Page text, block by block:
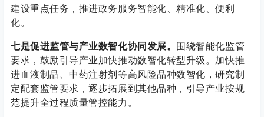
建设重点任务，推进政务服务智能化、精准化、便利
化。
七是促进监管与产业数智化协同发展。
围绕智能化监管
要求，鼓励引导产业加快推动数智化转型升级。加快推
进血液制品、中药注射剂等高风险品种数智化，研究制
定配套监管要求，逐步拓展到其他品种，引导产业按规
范提升全过程质量管控能力。